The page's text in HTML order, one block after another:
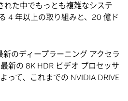
た中でもっとも複雑なシステ
4 年以上の取り組みと、20 億ド
のディープラーニング アクセラ
新の 8K HDR ビデオ プロセッサ
って、これまでの NVIDIA DRIVE